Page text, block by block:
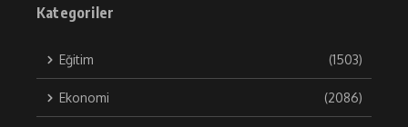
Kategoriler
Eğitim (1503)
Ekonomi (2086)